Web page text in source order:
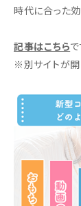
時代に合った
記事はこちら
※別サイトが開